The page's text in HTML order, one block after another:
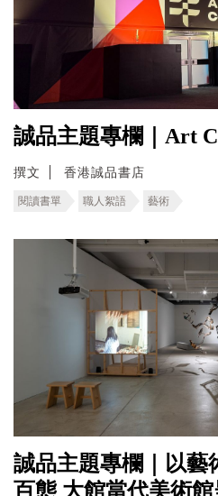
誠品主題專欄｜Art
撰文 香港誠品書店
閱讀書單 職人絮語 藝術
誠品主題專欄｜以藝
百態 ⼤館當代美術館